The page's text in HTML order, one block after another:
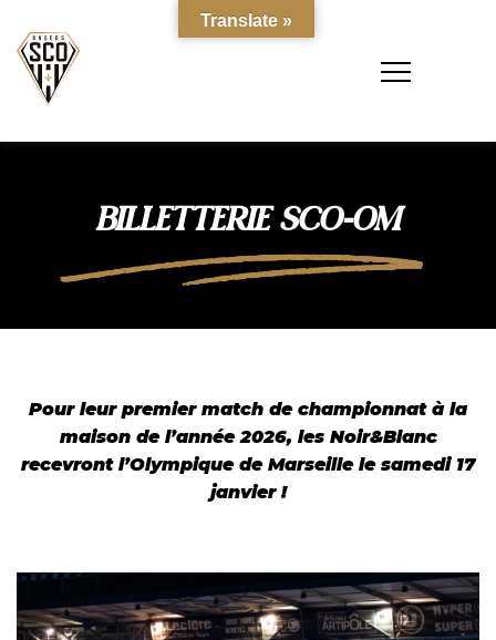
BILLETTERIE SCO-OM
Pour leur premier match de championnat à la
maison de l’année 2026, les Noir&Blanc
recevront l’Olympique de Marseille le samedi 17
janvier !
Translate »